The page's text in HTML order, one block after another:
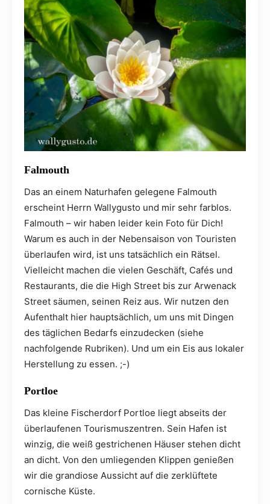
Falmouth
Das an einem Naturhafen gelegene Falmouth
erscheint Herrn Wallygusto und mir sehr farblos.
Falmouth – wir haben leider kein Foto für Dich!
Warum es auch in der Nebensaison von Touristen
überlaufen wird, ist uns tatsächlich ein Rätsel.
Vielleicht machen die vielen Geschäft, Cafés und
Restaurants, die die High Street bis zur Arwenack
Street säumen, seinen Reiz aus. Wir nutzen den
Aufenthalt hier hauptsächlich, um uns mit Dingen
des täglichen Bedarfs einzudecken (siehe
nachfolgende Rubriken). Und um ein Eis aus lokaler
Herstellung zu essen. ;-)
Portloe
Das kleine Fischerdorf Portloe liegt abseits der
überlaufenen Tourismuszentren. Sein Hafen ist
winzig, die weiß gestrichenen Häuser stehen dicht
an dicht. Von den umliegenden Klippen genießen
wir die grandiose Aussicht auf die zerklüftete
cornische Küste.